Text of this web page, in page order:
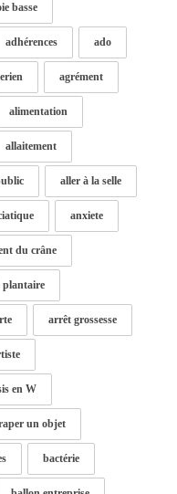
basse
adhérences ado
agrément
alimentation
allaitement
aller à la selle
anxiete
du crâne
plantaire
arrêt grossesse
en W
un objet
bactérie